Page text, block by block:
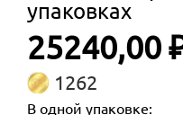
упаковках
25240,00
1262
В одной упаковке: